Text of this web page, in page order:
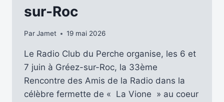
À
VIONE
LEUR
33ÈME
RENCONTRE
sur-Roc
ParJamet 19 mai 2026
Le Radio Club du Perche organise, les 6 et
7 juin à Gréez-sur-Roc, la 33ème
Rencontre des Amis de la Radio dans la
célèbre fermette de « La Vione » au coeur